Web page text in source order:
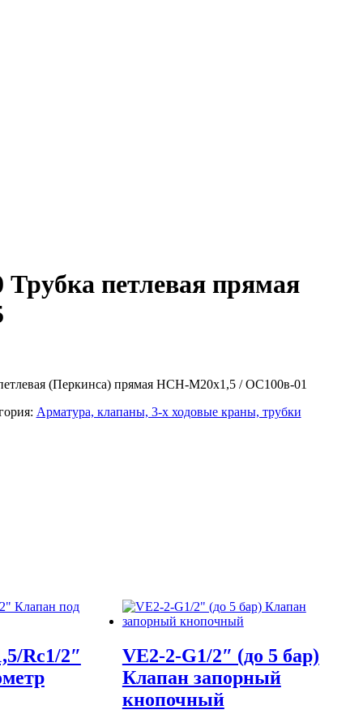
петлевая прямая
(Перкинса) прямая НСН-М20х1,5 / ОС100в-01
Арматура, клапаны, 3-х ходовые краны, трубки
Rс1/2″
VE2-2-G1/2″ (до 5 бар)
Клапан запорный
кнопочный